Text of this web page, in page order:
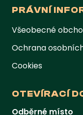
PRÁVNÍ
Všeobecné
Ochrana
Cookies
OTEVÍRACÍ
Odběrné místo